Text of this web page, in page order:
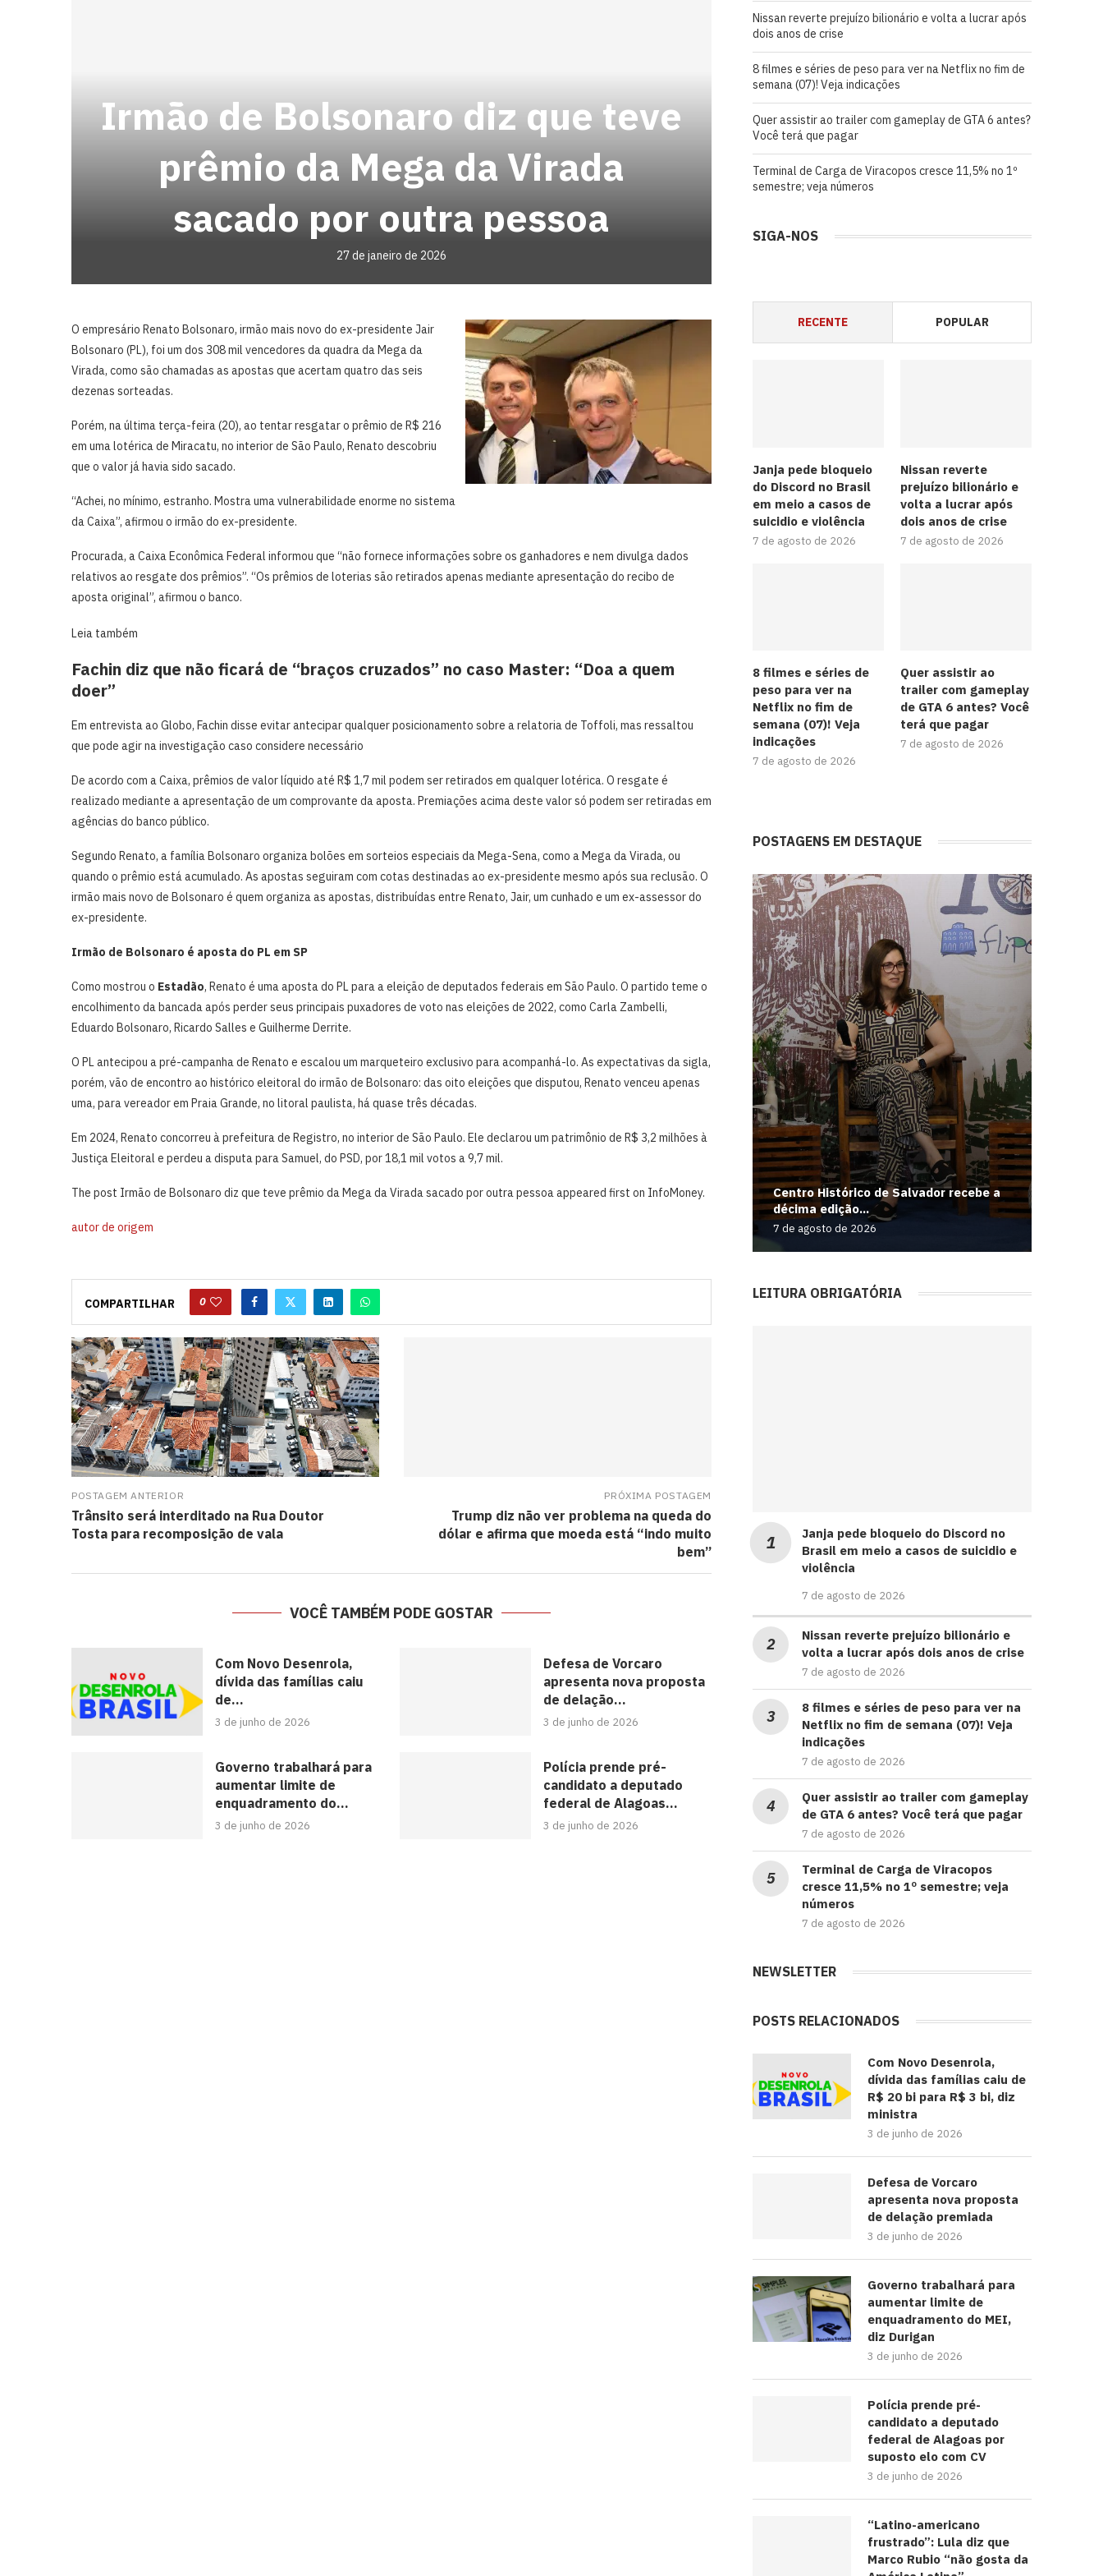
Irmão de Bolsonaro diz que teve
prêmio da Mega da Virada
sacado por outra pessoa
27 de janeiro de 2026
O empresário Renato Bolsonaro, irmão mais novo do ex-presidente Jair
Bolsonaro (PL), foi um dos 308 mil vencedores da quadra da Mega da
Virada, como são chamadas as apostas que acertam quatro das seis
dezenas sorteadas.
Porém, na última terça-feira (20), ao tentar resgatar o prêmio de R$ 216
em uma lotérica de Miracatu, no interior de São Paulo, Renato descobriu
que o valor já havia sido sacado.
“Achei, no mínimo, estranho. Mostra uma vulnerabilidade enorme no sistema
da Caixa”, afirmou o irmão do ex-presidente.
Procurada, a Caixa Econômica Federal informou que “não fornece informações sobre os ganhadores e nem divulga dados
relativos ao resgate dos prêmios”. “Os prêmios de loterias são retirados apenas mediante apresentação do recibo de
aposta original”, afirmou o banco.
Leia também
Fachin diz que não ficará de “braços cruzados” no caso Master: “Doa a quem
doer”
Em entrevista ao Globo, Fachin disse evitar antecipar qualquer posicionamento sobre a relatoria de Toffoli, mas ressaltou
que pode agir na investigação caso considere necessário
De acordo com a Caixa, prêmios de valor líquido até R$ 1,7 mil podem ser retirados em qualquer lotérica. O resgate é
realizado mediante a apresentação de um comprovante da aposta. Premiações acima deste valor só podem ser retiradas em
agências do banco público.
Segundo Renato, a família Bolsonaro organiza bolões em sorteios especiais da Mega-Sena, como a Mega da Virada, ou
quando o prêmio está acumulado. As apostas seguiram com cotas destinadas ao ex-presidente mesmo após sua reclusão. O
irmão mais novo de Bolsonaro é quem organiza as apostas, distribuídas entre Renato, Jair, um cunhado e um ex-assessor do
ex-presidente.
Irmão de Bolsonaro é aposta do PL em SP
Como mostrou o Estadão, Renato é uma aposta do PL para a eleição de deputados federais em São Paulo. O partido teme o
encolhimento da bancada após perder seus principais puxadores de voto nas eleições de 2022, como Carla Zambelli,
Eduardo Bolsonaro, Ricardo Salles e Guilherme Derrite.
O PL antecipou a pré-campanha de Renato e escalou um marqueteiro exclusivo para acompanhá-lo. As expectativas da sigla,
porém, vão de encontro ao histórico eleitoral do irmão de Bolsonaro: das oito eleições que disputou, Renato venceu apenas
uma, para vereador em Praia Grande, no litoral paulista, há quase três décadas.
Em 2024, Renato concorreu à prefeitura de Registro, no interior de São Paulo. Ele declarou um patrimônio de R$ 3,2 milhões à
Justiça Eleitoral e perdeu a disputa para Samuel, do PSD, por 18,1 mil votos a 9,7 mil.
The post Irmão de Bolsonaro diz que teve prêmio da Mega da Virada sacado por outra pessoa appeared first on InfoMoney.
autor de origem
COMPARTILHAR 0
POSTAGEM ANTERIOR
Trânsito será interditado na Rua Doutor
Tosta para recomposição de vala
PRÓXIMA POSTAGEM
Trump diz não ver problema na queda do
dólar e afirma que moeda está “indo muito
bem”
VOCÊ TAMBÉM PODE GOSTAR
Com Novo Desenrola,
dívida das famílias caiu
de...
3 de junho de 2026
Defesa de Vorcaro
apresenta nova proposta
de delação...
3 de junho de 2026
Governo trabalhará para
aumentar limite de
enquadramento do...
3 de junho de 2026
Polícia prende pré-
candidato a deputado
federal de Alagoas...
3 de junho de 2026
Nissan reverte prejuízo bilionário e volta a lucrar após
dois anos de crise
8 filmes e séries de peso para ver na Netflix no fim de
semana (07)! Veja indicações
Quer assistir ao trailer com gameplay de GTA 6 antes?
Você terá que pagar
Terminal de Carga de Viracopos cresce 11,5% no 1º
semestre; veja números
SIGA-NOS
RECENTE POPULAR
Janja pede bloqueio
do Discord no Brasil
em meio a casos de
suicidio e violência
7 de agosto de 2026
Nissan reverte
prejuízo bilionário e
volta a lucrar após
dois anos de crise
7 de agosto de 2026
8 filmes e séries de
peso para ver na
Netflix no fim de
semana (07)! Veja
indicações
7 de agosto de 2026
Quer assistir ao
trailer com gameplay
de GTA 6 antes? Você
terá que pagar
7 de agosto de 2026
POSTAGENS EM DESTAQUE
Centro Histórico de Salvador recebe a
décima edição...
7 de agosto de 2026
LEITURA OBRIGATÓRIA
Janja pede bloqueio do Discord no
Brasil em meio a casos de suicidio e
violência
7 de agosto de 2026
Nissan reverte prejuízo bilionário e
volta a lucrar após dois anos de crise
7 de agosto de 2026
8 filmes e séries de peso para ver na
Netflix no fim de semana (07)! Veja
indicações
7 de agosto de 2026
Quer assistir ao trailer com gameplay
de GTA 6 antes? Você terá que pagar
7 de agosto de 2026
Terminal de Carga de Viracopos
cresce 11,5% no 1º semestre; veja
números
7 de agosto de 2026
NEWSLETTER
POSTS RELACIONADOS
Com Novo Desenrola,
dívida das famílias caiu de
R$ 20 bi para R$ 3 bi, diz
ministra
3 de junho de 2026
Defesa de Vorcaro
apresenta nova proposta
de delação premiada
3 de junho de 2026
Governo trabalhará para
aumentar limite de
enquadramento do MEI,
diz Durigan
3 de junho de 2026
Polícia prende pré-
candidato a deputado
federal de Alagoas por
suposto elo com CV
3 de junho de 2026
“Latino-americano
frustrado”: Lula diz que
Marco Rubio “não gosta da